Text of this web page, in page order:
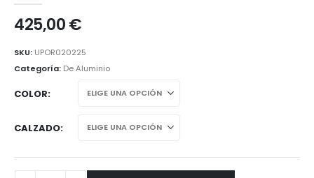
425,00€
SKU: UPOR020225
Categoría: De Aluminio
COLOR
CALZADO